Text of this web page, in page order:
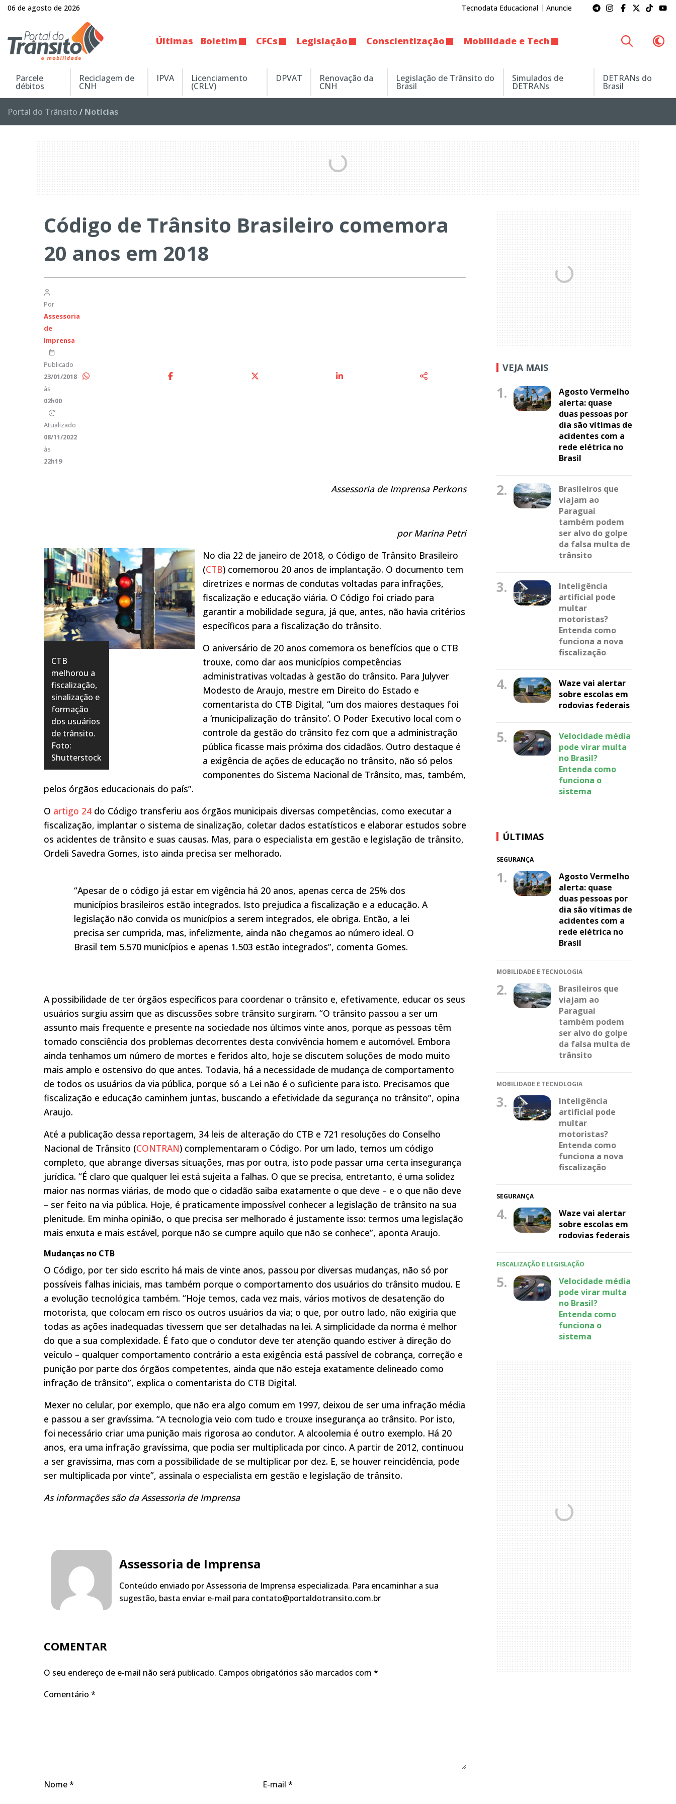
06 de agosto de 2026 Tecnodata Educacional Anuncie
Últimas Boletim CFCs Legislação Conscientização Mobilidade e Tech
Parcele
débitos
Reciclagem de
CNH
IPVA Licenciamento
(CRLV)
DPVAT Renovação da
CNH
Legislação de Trânsito do
Brasil
Simulados de
DETRANs
DETRANs do
Brasil
Portal do Trânsito / Notícias
Código de Trânsito Brasileiro comemora
20 anos em 2018
Por
Assessoria
de
Imprensa
Publicado
23/01/2018
às
02h00
Atualizado
08/11/2022
às
22h19
Assessoria de Imprensa Perkons
por Marina Petri
CTB
melhorou a
fiscalização,
sinalização e
formação
dos usuários
de trânsito.
Foto:
Shutterstock
No dia 22 de janeiro de 2018, o Código de Trânsito Brasileiro
(CTB) comemorou 20 anos de implantação. O documento tem
diretrizes e normas de condutas voltadas para infrações,
fiscalização e educação viária. O Código foi criado para
garantir a mobilidade segura, já que, antes, não havia critérios
específicos para a fiscalização do trânsito.
O aniversário de 20 anos comemora os benefícios que o CTB
trouxe, como dar aos municípios competências
administrativas voltadas à gestão do trânsito. Para Julyver
Modesto de Araujo, mestre em Direito do Estado e
comentarista do CTB Digital, “um dos maiores destaques foi
a ‘municipalização do trânsito’. O Poder Executivo local com o
controle da gestão do trânsito fez com que a administração
pública ficasse mais próxima dos cidadãos. Outro destaque é
a exigência de ações de educação no trânsito, não só pelos
componentes do Sistema Nacional de Trânsito, mas, também,
pelos órgãos educacionais do país”.
O artigo 24 do Código transferiu aos órgãos municipais diversas competências, como executar a
fiscalização, implantar o sistema de sinalização, coletar dados estatísticos e elaborar estudos sobre
os acidentes de trânsito e suas causas. Mas, para o especialista em gestão e legislação de trânsito,
Ordeli Savedra Gomes, isto ainda precisa ser melhorado.
“Apesar de o código já estar em vigência há 20 anos, apenas cerca de 25% dos
municípios brasileiros estão integrados. Isto prejudica a fiscalização e a educação. A
legislação não convida os municípios a serem integrados, ele obriga. Então, a lei
precisa ser cumprida, mas, infelizmente, ainda não chegamos ao número ideal. O
Brasil tem 5.570 municípios e apenas 1.503 estão integrados”, comenta Gomes.
A possibilidade de ter órgãos específicos para coordenar o trânsito e, efetivamente, educar os seus
usuários surgiu assim que as discussões sobre trânsito surgiram. “O trânsito passou a ser um
assunto mais frequente e presente na sociedade nos últimos vinte anos, porque as pessoas têm
tomado consciência dos problemas decorrentes desta convivência homem e automóvel. Embora
ainda tenhamos um número de mortes e feridos alto, hoje se discutem soluções de modo muito
mais amplo e ostensivo do que antes. Todavia, há a necessidade de mudança de comportamento
de todos os usuários da via pública, porque só a Lei não é o suficiente para isto. Precisamos que
fiscalização e educação caminhem juntas, buscando a efetividade da segurança no trânsito”, opina
Araujo.
Até a publicação dessa reportagem, 34 leis de alteração do CTB e 721 resoluções do Conselho
Nacional de Trânsito (CONTRAN) complementaram o Código. Por um lado, temos um código
completo, que abrange diversas situações, mas por outra, isto pode passar uma certa insegurança
jurídica. “É claro que qualquer lei está sujeita a falhas. O que se precisa, entretanto, é uma solidez
maior nas normas viárias, de modo que o cidadão saiba exatamente o que deve – e o que não deve
– ser feito na via pública. Hoje, é praticamente impossível conhecer a legislação de trânsito na sua
plenitude. Em minha opinião, o que precisa ser melhorado é justamente isso: termos uma legislação
mais enxuta e mais estável, porque não se cumpre aquilo que não se conhece”, aponta Araujo.
Mudanças no CTB
O Código, por ter sido escrito há mais de vinte anos, passou por diversas mudanças, não só por
possíveis falhas iniciais, mas também porque o comportamento dos usuários do trânsito mudou. E
a evolução tecnológica também. “Hoje temos, cada vez mais, vários motivos de desatenção do
motorista, que colocam em risco os outros usuários da via; o que, por outro lado, não exigiria que
todas as ações inadequadas tivessem que ser detalhadas na lei. A simplicidade da norma é melhor
do que a sua complexidade. É fato que o condutor deve ter atenção quando estiver à direção do
veículo – qualquer comportamento contrário a esta exigência está passível de cobrança, correção e
punição por parte dos órgãos competentes, ainda que não esteja exatamente delineado como
infração de trânsito”, explica o comentarista do CTB Digital.
Mexer no celular, por exemplo, que não era algo comum em 1997, deixou de ser uma infração média
e passou a ser gravíssima. “A tecnologia veio com tudo e trouxe insegurança ao trânsito. Por isto,
foi necessário criar uma punição mais rigorosa ao condutor. A alcoolemia é outro exemplo. Há 20
anos, era uma infração gravíssima, que podia ser multiplicada por cinco. A partir de 2012, continuou
a ser gravíssima, mas com a possibilidade de se multiplicar por dez. E, se houver reincidência, pode
ser multiplicada por vinte”, assinala o especialista em gestão e legislação de trânsito.
As informações são da Assessoria de Imprensa
Assessoria de Imprensa
Conteúdo enviado por Assessoria de Imprensa especializada. Para encaminhar a sua
sugestão, basta enviar e-mail para contato@portaldotransito.com.br
COMENTAR
O seu endereço de e-mail não será publicado. Campos obrigatórios são marcados com *
Comentário *
Nome* E-mail *
VEJA MAIS
1.
Agosto Vermelho
alerta: quase
duas pessoas por
dia são vítimas de
acidentes com a
rede elétrica no
Brasil
2.
Brasileiros que
viajam ao
Paraguai
também podem
ser alvo do golpe
da falsa multa de
trânsito
3.
Inteligência
artificial pode
multar
motoristas?
Entenda como
funciona a nova
fiscalização
4.
Waze vai alertar
sobre escolas em
rodovias federais
5.
Velocidade média
pode virar multa
no Brasil?
Entenda como
funciona o
sistema
ÚLTIMAS
SEGURANÇA
1.
Agosto Vermelho
alerta: quase
duas pessoas por
dia são vítimas de
acidentes com a
rede elétrica no
Brasil
MOBILIDADE E TECNOLOGIA
2.
Brasileiros que
viajam ao
Paraguai
também podem
ser alvo do golpe
da falsa multa de
trânsito
MOBILIDADE E TECNOLOGIA
3.
Inteligência
artificial pode
multar
motoristas?
Entenda como
funciona a nova
fiscalização
SEGURANÇA
4.
Waze vai alertar
sobre escolas em
rodovias federais
FISCALIZAÇÃO E LEGISLAÇÃO
5.
Velocidade média
pode virar multa
no Brasil?
Entenda como
funciona o
sistema